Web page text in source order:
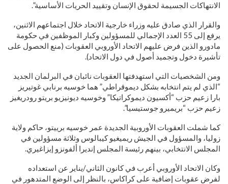
الانتهاكات الجسيمة لحقوق الإنسان وتقييد الحريات الأساسية”.
والقرار الذي صادق عليه وزراء خارجية الاتحاد خلال اجتماعهم الاثنين،
يرفع إلى 55 العدد الإجمالي للمسؤولين وكبار الموظفين في حكومة
مادورو الذين فرض عليهم الاتحاد الأوروبي العقوبات (منع الحصول على
تأشيرة دخول وتجميد أصول في دول الاتحاد).
ومن الشخصيات التي استهدفتها العقوبات نائبان في البرلمان الجديد
“الذي لم يتم انتخابه بشكل ديموقراطي” هما خوسيه برنابي غوتيريز
بارا زعيم حزب “أكسيون ديموكراتيكا” وخوسيه ديونيزيو بريتو رودريغيز
زعيم حزب “بريميرو جوستيسيا”.
كما شملت العقوبات الأوروبية الجديدة عمر خوسيه برييتو، حاكم ولاية
زوليا، والمسؤول في الجيش ريميغيو كيبالوس وثلاثة مسؤولين في
المجلس الانتخابي، بينهم رئيسة المجلس إنديرا ألفونزو إيزاغيري.
وكان الاتحاد الأوروبي أعرب في كانون الثاني/يناير عن استعداده
لفرض عقوبات إضافية على كراكاس، بالنظر إلى الوضع المتدهور في